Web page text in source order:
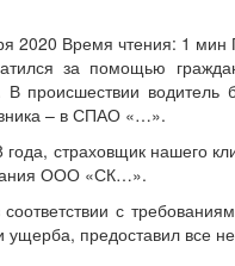
2020 Время чтения: 1 мин
за помощью
происшествии
– в СПАО «…».
года, страховщик
ООО «СК…».
с
предоставил все